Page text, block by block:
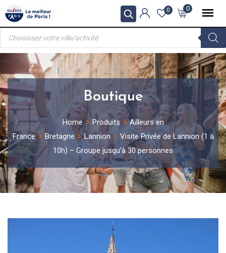
Skip
to
content
0
0
Recherche
produits
Boutique
Home Produits
Ailleurs en
France
Bretagne Lannion
Visite Privée de Lannion (1 à
10h) – Groupe jusqu’à 30 personnes